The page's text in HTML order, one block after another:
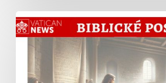
Abrahám
v
Liste
Hebrejom